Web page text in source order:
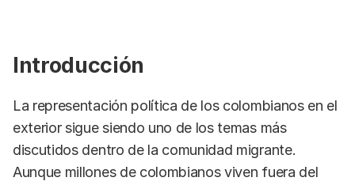
Introducción
La representación política de los colombianos en el
exterior sigue siendo uno de los temas más
discutidos dentro de la comunidad migrante.
Aunque millones de colombianos viven fuera del